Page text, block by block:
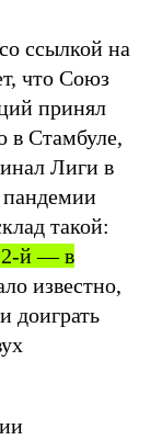
со ссылкой на
что Союз
принял
в Стамбуле,
Лиги в
пандемии
такой:
й — в
известно,
доиграть